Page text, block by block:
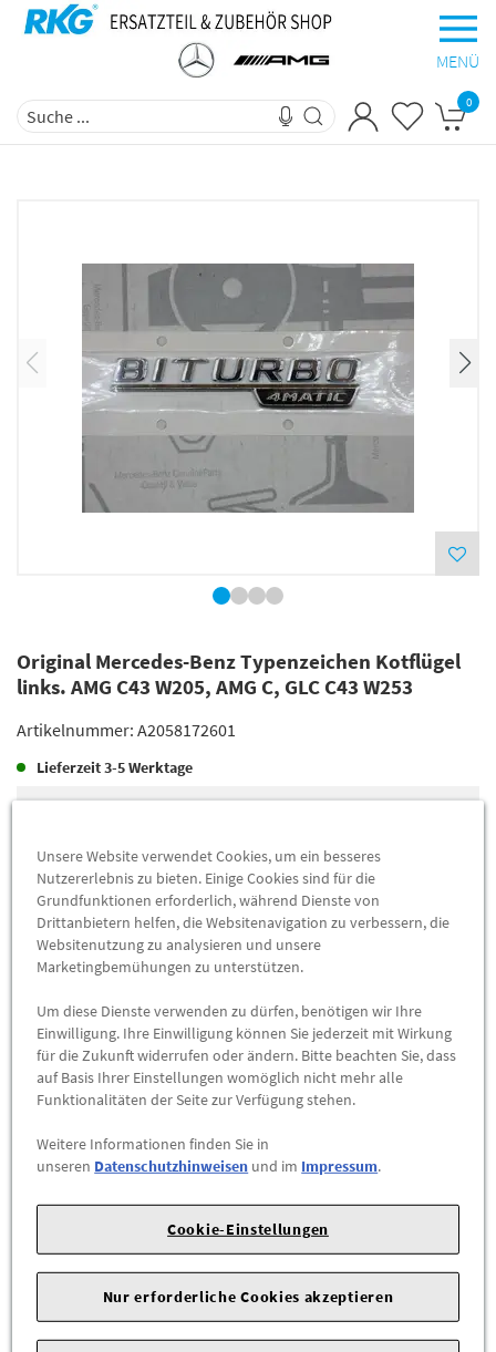
MENÜ
0
Original Mercedes-Benz Typenzeichen Kotflügel
links. AMG C43 W205, AMG C, GLC C43 W253
Artikelnummer: A2058172601
Lieferzeit3-5 Werktage
Preis inkl.
MwSt.
Versandkostenfrei
Abholung
Preis inkl.19%MwSt.
- +
Herstellerangaben:Mercedes-Benz AG |Mercedesstr. 120 |
70723 Stuttgart |Tel: +49711170 |E-Mail:
dialog.mb@mercedes-benz.com|Webseite:
https://www.mercedes-benz.com
Sie sind sich nicht sicher, ob das Ersatzteil bei Ihrem Fahrzeug
passt?
Unsere Website verwendet Cookies, um ein besseres
Nutzererlebnis zu bieten. Einige Cookies sind für die
Grundfunktionen erforderlich, während Dienste von
Drittanbietern helfen, die Websitenavigation zu verbessern, die
Websitenutzung zu analysieren und unsere
Marketingbemühungen zu unterstützen.
Um diese Dienste verwenden zu dürfen, benötigen wir Ihre
Einwilligung. Ihre Einwilligung können Sie jederzeit mit Wirkung
für die Zukunft widerrufen oder ändern. Bitte beachten Sie, dass
auf Basis Ihrer Einstellungen womöglich nicht mehr alle
Funktionalitäten der Seite zur Verfügung stehen.
Weitere Informationen finden Sie in
unseren Datenschutzhinweisen und im Impressum.
Cookie-Einstellungen
Nur erforderliche Cookies akzeptieren